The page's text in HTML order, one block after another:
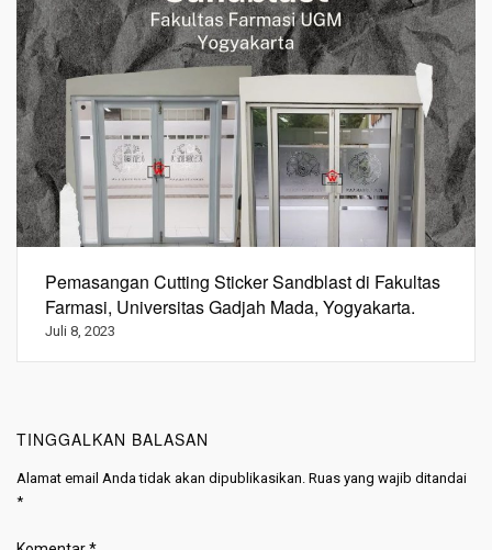
Pemasangan Cutting Sticker Sandblast di Fakultas
Farmasi, Universitas Gadjah Mada, Yogyakarta.
Juli 8, 2023
TINGGALKAN BALASAN
Alamat email Anda tidak akan dipublikasikan. Ruas yang wajib ditandai
*